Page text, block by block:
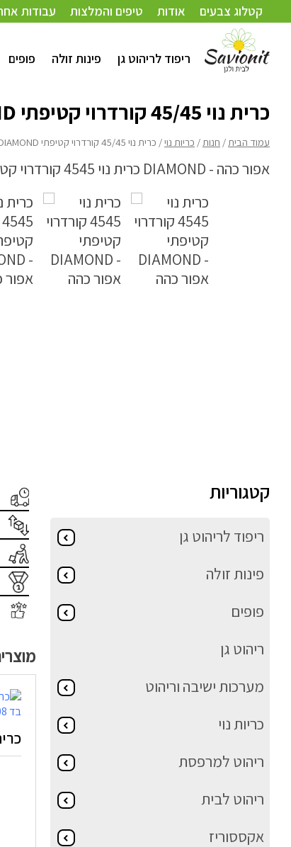
קטלוג צבעים אודות טיפים והמלצות עבודות
ריפוד לריהוט גן פינות זולה פופים
עמוד הבית/חנות/כריות נוי / כרית נוי 45/45 קורדרוי קטיפתי DIAMOND – אפור כהה
כרית נוי 45/45 קורדרוי קטיפתי DIAMOND – אפור כהה
עמוד הבית/ חנות/ כריות נוי/ כרית נוי 45/45 קורדרוי קטיפתי DIAMOND – אפור כהה
קטגוריות
ריפוד לריהוט גן
פינות זולה
פופים
ריהוט גן
מערכות ישיבה וריהוט
כריות נוי
ריהוט למרפסת
ריהוט לבית
אקססוריז